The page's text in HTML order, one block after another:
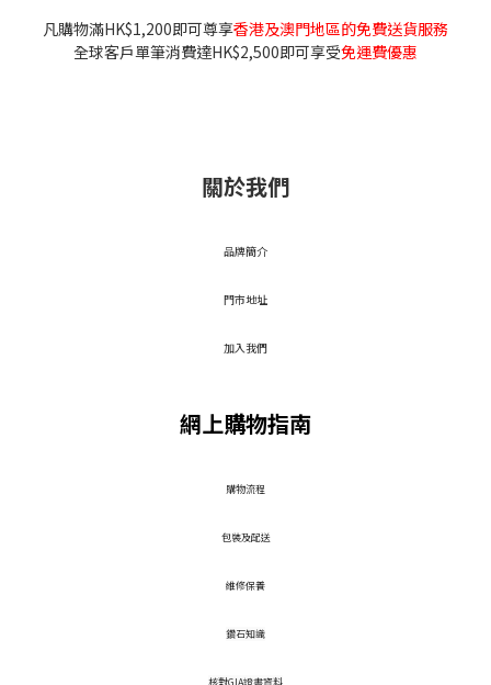
凡購物滿HK$1,200即可尊享香港及澳門地區的免費送貨服務
全球客戶單筆消費達HK$2,500即可享受免運費優惠
關於我們
品牌簡介
門市地址
加入我們
網上購物指南
​購物流程
包裝及配送
維修保養
鑽石知識